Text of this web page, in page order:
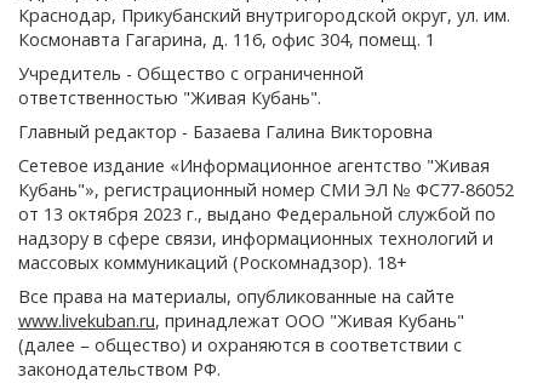
Краснодар, Прикубанский внутригородской округ, ул. им.
Космонавта Гагарина, д. 116, офис 304, помещ. 1
Учредитель - Общество с ограниченной
ответственностью "Живая Кубань".
Главный редактор - Базаева Галина Викторовна
Сетевое издание «Информационное агентство "Живая
Кубань"», регистрационный номер СМИ ЭЛ № ФС77-86052
от 13 октября 2023 г., выдано Федеральной службой по
надзору в сфере связи, информационных технологий и
массовых коммуникаций (Роскомнадзор). 18+
Все права на материалы, опубликованные на сайте
www.livekuban.ru, принадлежат ООО "Живая Кубань"
(далее – общество) и охраняются в соответствии с
законодательством РФ.